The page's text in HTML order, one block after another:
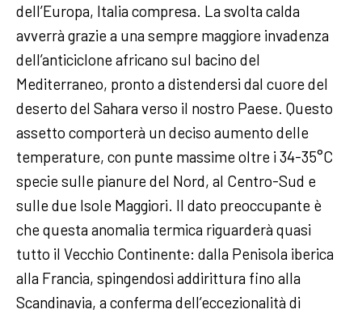
dell’Europa, Italia compresa. La svolta calda
avverrà grazie a una sempre maggiore invadenza
dell’anticiclone africano sul bacino del
Mediterraneo, pronto a distendersi dal cuore del
deserto del Sahara verso il nostro Paese. Questo
assetto comporterà un deciso aumento delle
temperature, con punte massime oltre i 34-35°C
specie sulle pianure del Nord, al Centro-Sud e
sulle due Isole Maggiori. Il dato preoccupante è
che questa anomalia termica riguarderà quasi
tutto il Vecchio Continente: dalla Penisola iberica
alla Francia, spingendosi addirittura fino alla
Scandinavia, a conferma dell’eccezionalità di